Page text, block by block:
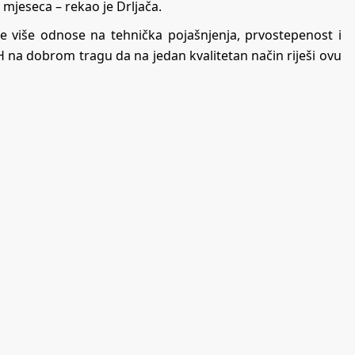
– rekao je Drljača.
odnose na tehnička pojašnjenja, prvostepenost i
na dobrom tragu da na jedan kvalitetan način riješi ovu